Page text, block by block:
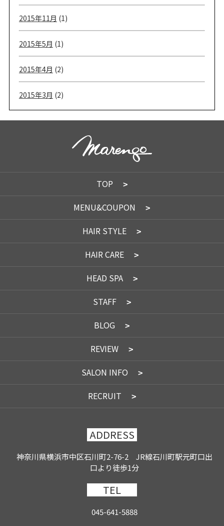
2015年11月 (1)
2015年5月 (1)
2015年4月 (2)
2015年3月 (2)
TOP
MENU&COUPON
HAIR STYLE
HAIR CARE
HEAD SPA
STAFF
BLOG
REVIEW
SALON INFO
RECRUIT
ADDRESS
神奈川県横浜市中区石川町2-76-2 JR線石川町駅元町口出
口より徒歩1分
TEL
045-641-5888